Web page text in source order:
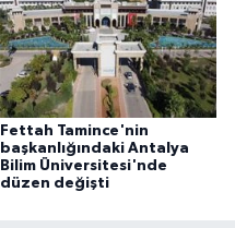
Fettah Tamince'nin
başkanlığındaki Antalya
Bilim Üniversitesi'nde
düzen değişti